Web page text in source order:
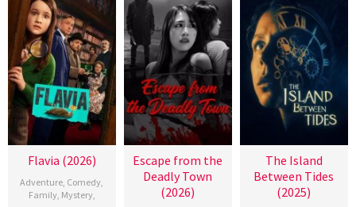
Flavia (2026)
Adventure, Comedy,
Family, Mystery,
Escape from the
Deadly Town
(2026)
The Island
Between Tides
(2025)